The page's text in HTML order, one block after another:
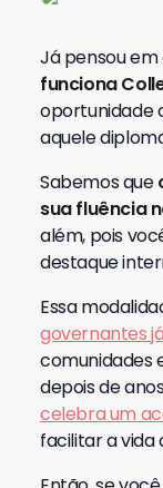
Já pensou
funciona
oportunidade
aquele
Sabemos que
sua fluência
além, pois
destaque
Essa
governantes
comunidades
depois de
celebra um
facilitar a vida